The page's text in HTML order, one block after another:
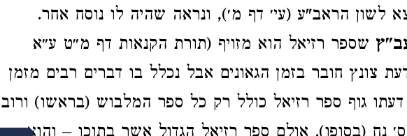
לשון הראב"ע (עי׳ דף מ׳), ונראה שהיה לו נוסח אחר.
שספר רזיאל הוא מזויף (תורת הקנאות דף מ״ט ע״א
צונץ חובר בזמן הגאונים אבל נכלל בו דברים רבים מזמן
דעתו גוף ספר רזיאל כולל רק כל ספר המלבוש (בראשו) ורוב